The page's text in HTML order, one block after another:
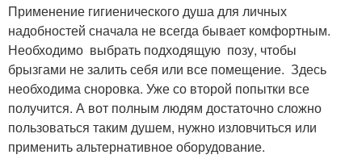
Применение гигиенического душа для личных
надобностей сначала не всегда бывает комфортным.
Необходимо выбрать подходящую позу, чтобы
брызгами не залить себя или все помещение. Здесь
необходима сноровка. Уже со второй попытки все
получится. А вот полным людям достаточно сложно
пользоваться таким душем, нужно изловчиться или
применить альтернативное оборудование.